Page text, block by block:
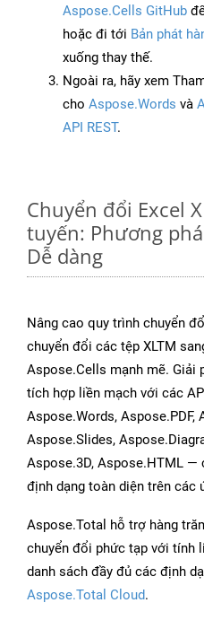
Aspose.Cells GitHub
hoặc đi tới Bản phát
xuống thay thế.
Ngoài ra, hãy xem
cho Aspose.Words và
API REST.
Chuyển đổi Excel
tuyến: Phương
Dễ dàng
Nâng cao quy trình chuyển
chuyển đổi các tệp XLTM
Aspose.Cells mạnh mẽ. Giải
tích hợp liền mạch với các
Aspose.Words, Aspose.PDF,
Aspose.Slides,
Aspose.3D, Aspose.HTML —
định dạng toàn diện trên các
Aspose.Total hỗ trợ hàng
chuyển đổi phức tạp với tính
danh sách đầy đủ các định
Aspose.Total Cloud.